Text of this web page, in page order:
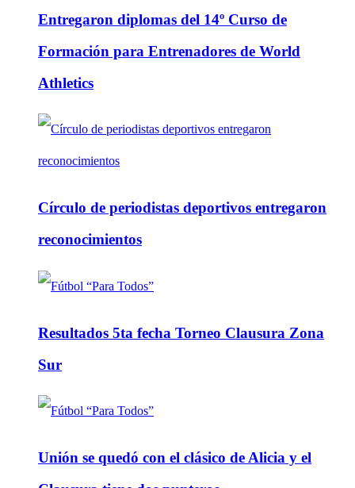
Entregaron diplomas del 14º Curso de
Formación para Entrenadores de World
Athletics
Círculo de periodistas deportivos entregaron
reconocimientos
Resultados 5ta fecha Torneo Clausura Zona
Sur
Unión se quedó con el clásico de Alicia y el